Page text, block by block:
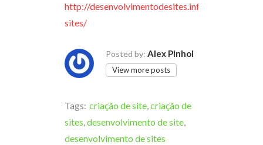
http://desenvolvimentodesites.info/
sites/
Posted by: Alex Pinhol
View more posts
Tags: criação de site,criação de
sites,desenvolvimento de site,
desenvolvimento de sites